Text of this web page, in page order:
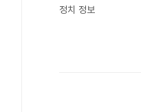
정치 정보